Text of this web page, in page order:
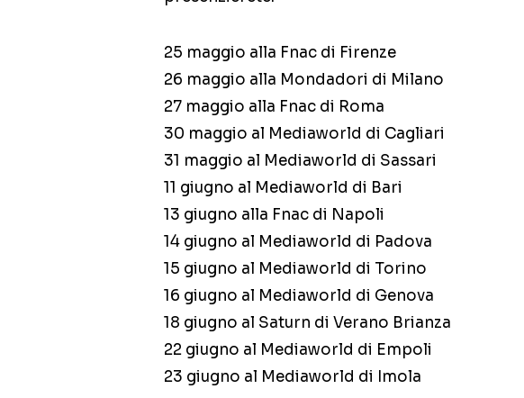
25 maggio alla Fnac di Firenze
26 maggio alla Mondadori di Milano
27 maggio alla Fnac di Roma
30 maggio al Mediaworld di Cagliari
31 maggio al Mediaworld di Sassari
11 giugno al Mediaworld di Bari
13 giugno alla Fnac di Napoli
14 giugno al Mediaworld di Padova
15 giugno al Mediaworld di Torino
16 giugno al Mediaworld di Genova
18 giugno al Saturn di Verano Brianza
22 giugno al Mediaworld di Empoli
23 giugno al Mediaworld di Imola